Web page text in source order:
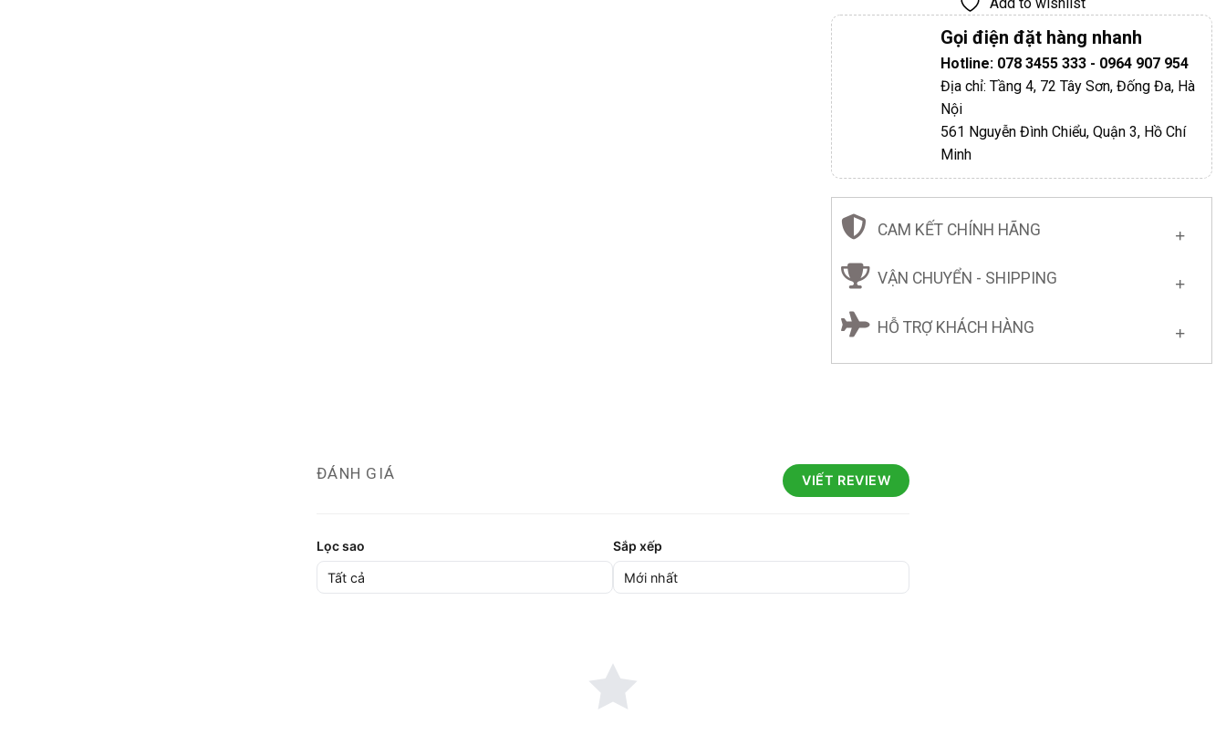
Gọi điện đặt hàng nhanh
Hotline: 078 3455 333 - 0964 907 954
Địa chỉ: Tầng 4, 72 Tây Sơn, Đống Đa, Hà
Nội
561 Nguyễn Đình Chiểu, Quận 3, Hồ Chí
Minh
CAM KẾT CHÍNH HÃNG
VẬN CHUYỂN - SHIPPING
HỖ TRỢ KHÁCH HÀNG
ĐÁNH GIÁ VIẾT REVIEW
Lọc sao Sắp xếp